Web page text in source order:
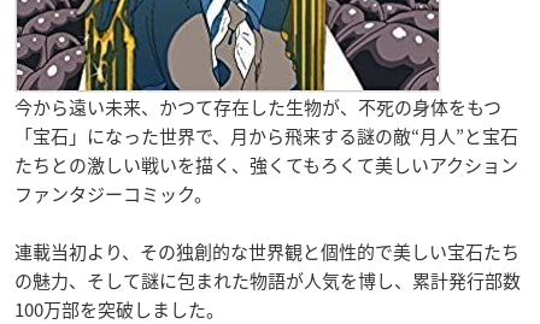
今から遠い未来、かつて存在した生物が、不死の身体をもつ
「宝石」になった世界で、月から飛来する謎の敵“月人”と宝石
たちとの激しい戦いを描く、強くてもろくて美しいアクション
ファンタジーコミック。
連載当初より、その独創的な世界観と個性的で美しい宝石たち
の魅力、そして謎に包まれた物語が人気を博し、累計発行部数
100万部を突破しました。